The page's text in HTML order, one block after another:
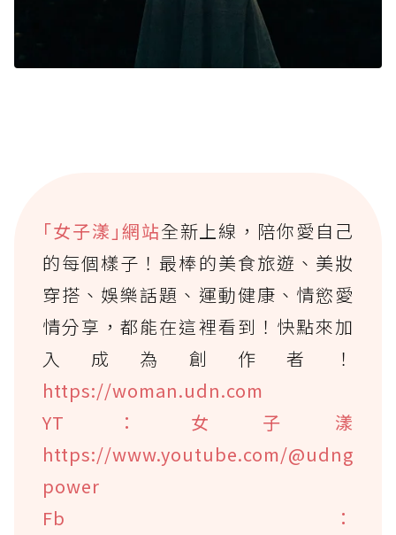
｢女子漾｣網站全新上線，陪你愛自己
的每個樣子！最棒的美食旅遊、美妝
穿搭、娛樂話題、運動健康、情慾愛
情分享，都能在這裡看到！快點來加
入成為創作者！
https://woman.udn.com
YT：女子漾
https://www.youtube.com/@udng
power
Fb：